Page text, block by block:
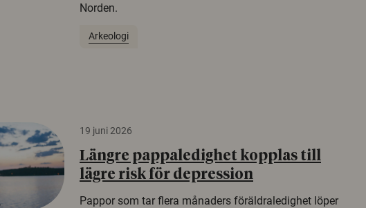
Norden.
Arkeologi
19 juni 2026
Längre pappaledighet kopplas till
lägre risk för depression
Pappor som tar flera månaders föräldraledighet löper